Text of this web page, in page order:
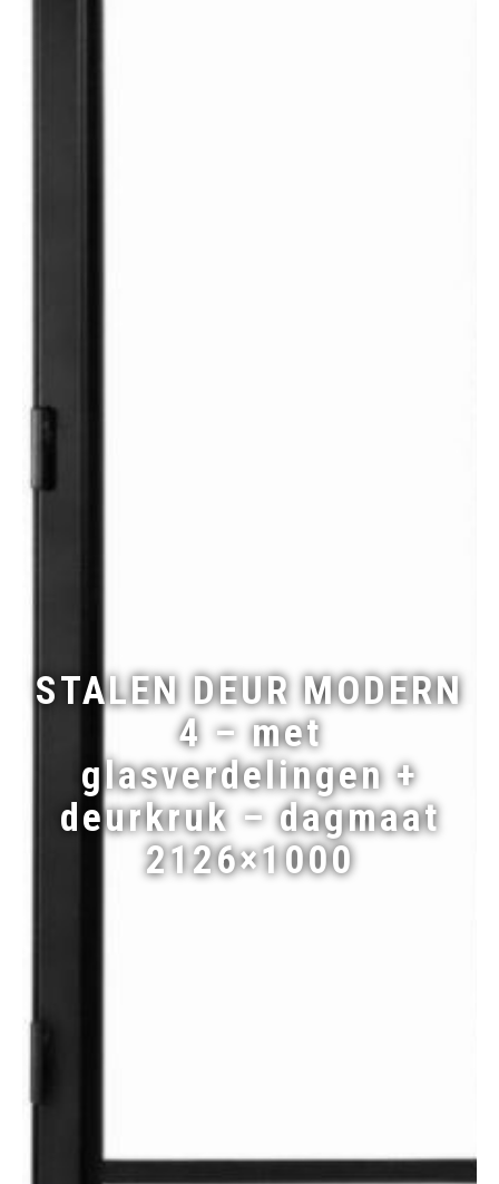
STALEN DEUR MODERN
4 – met
glasverdelingen +
deurkruk – dagmaat
2126×1000